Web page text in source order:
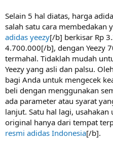
Selain 5 hal diatas, harga
salah satu cara membedakan
adidas yeezy[/b] berkisar Rp
4.700.000[/b], dengan Yeezy
termahal. Tidaklah mudah
Yeezy yang asli dan palsu.
bagi Anda untuk mengecek
beli dengan menggunakan
ada parameter atau syarat
lanjut. Satu hal lagi,
original hanya dari tempat
resmi adidas Indonesia[/b].